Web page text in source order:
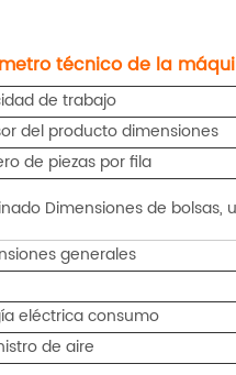
técnicode la
de trabajo
del producto dimensiones
de piezas por fila
Dimensiones de bolsas,
generales
eléctrica consumo
de aire